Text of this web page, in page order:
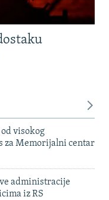
visokog
za Memorijalni centar
administracije
iz RS